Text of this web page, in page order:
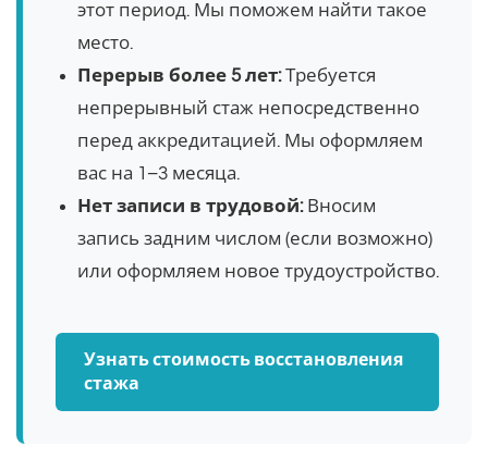
этот период. Мы поможем найти такое
место.
Перерыв более 5 лет:Требуется
непрерывный стаж непосредственно
перед аккредитацией. Мы оформляем
вас на 1–3 месяца.
Нет записи в трудовой:Вносим
запись задним числом (если возможно)
или оформляем новое трудоустройство.
Узнать стоимость восстановления
стажа